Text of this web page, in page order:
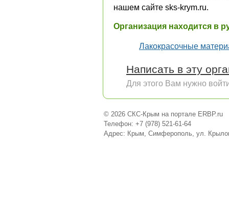
нашем сайте sks-krym.ru.
Организация находится в
Лакокрасочные
Написать в эту
Для этого Вам нужно
© 2026 СКС-Крым на портале ERBP.ru
Телефон: +7 (978) 521-61-64
Адрес: Крым, Симферополь, ул.